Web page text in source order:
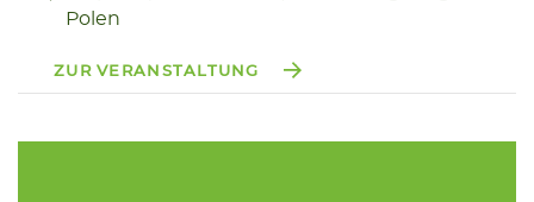
Polen
ZUR VERANSTALTUNG